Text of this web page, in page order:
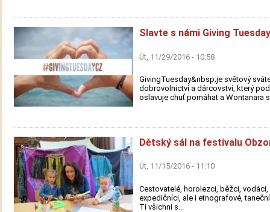
Slavte s námi Giving
Út, 11/29/2016 - 10:58
GivingTuesday&nbsp;je světový
dobrovolnictví a dárcovství, který
oslavuje chuť pomáhat a Wontanara
Dětský sál na festivalu
Út, 11/15/2016 - 11:10
Cestovatelé, horolezci, běžci,
expedičníci, ale i etnografové,
Ti všichni s...